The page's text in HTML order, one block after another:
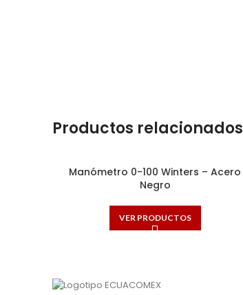
Productos relacionados
Manómetro 0-100 Winters – Acero
Negro
VER PRODUCTOS